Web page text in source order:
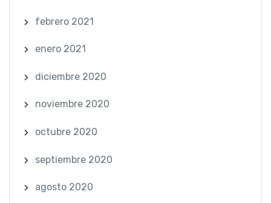
febrero 2021
enero 2021
diciembre 2020
noviembre 2020
octubre 2020
septiembre 2020
agosto 2020